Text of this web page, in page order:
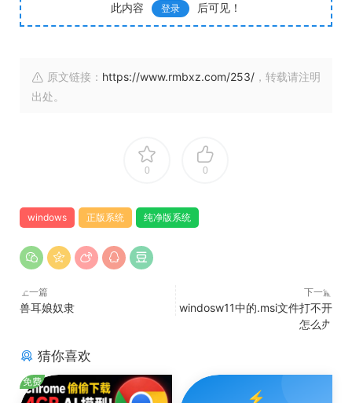
此内容 登录 后可见！
原文链接： https://www.rmbxz.com/253/ ，转载请注明
出处。
0 0
windows 正版系统 纯净版系统
上一篇
兽耳娘奴隶
下一篇
windosw11中的.msi文件打不开
怎么办
猜你喜欢
免费